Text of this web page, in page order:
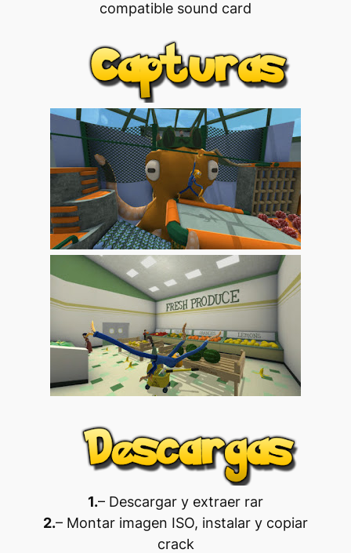
compatible sound card
1.– Descargar y extraer rar
2.– Montar imagen ISO, instalar y copiar
crack